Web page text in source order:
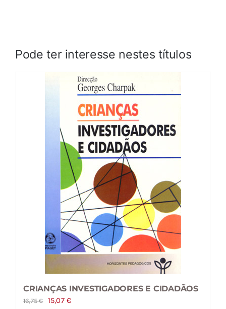
Pode ter interesse nestes títulos
CRIANÇAS INVESTIGADORES E CIDADÃOS
16,75€ O
15,07€O